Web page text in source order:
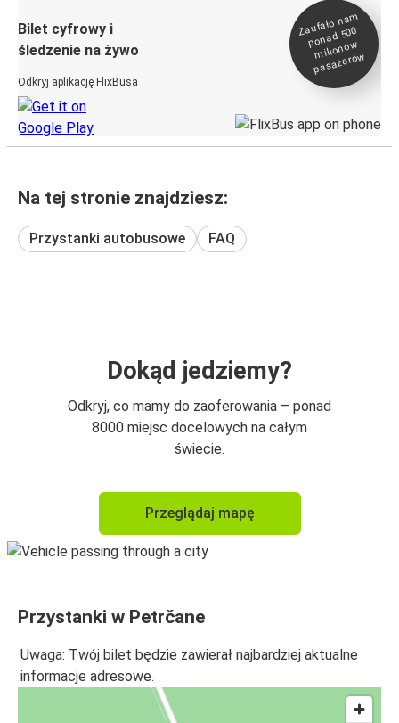
Bilet cyfrowy i
śledzenie na żywo
Odkryj aplikację FlixBusa
Zaufało na
m
ponad 500
milionó
w
pasażeró
w
Na tej stronie znajdziesz:
Przystanki autobusowe FAQ
Dokąd jedziemy?
Odkryj, co mamy do zaoferowania – ponad
8000 miejsc docelowych na całym
świecie.
Przeglądaj mapę
Przystanki w Petrčane
Uwaga: Twój bilet będzie zawierał najbardziej aktualne
informacje adresowe.